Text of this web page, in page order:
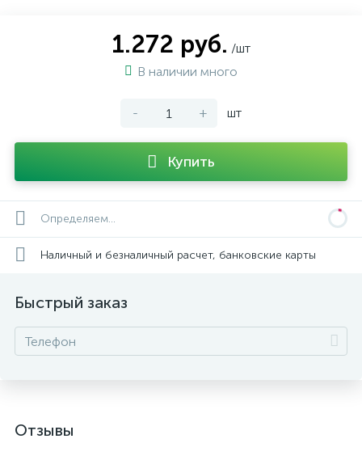
1.272 руб. /шт
В наличии много
- + шт
Купить
Определяем...
Наличный и безналичный расчет, банковские карты
Быстрый заказ
Отзывы